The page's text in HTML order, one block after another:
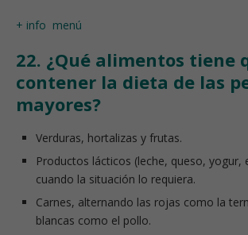
+ info menú
22. ¿Qué alimentos tiene
contener la dieta de las
mayores?
Verduras, hortalizas y frutas.
Productos lácticos (leche, queso, yogur,
cuando la situación lo requiera.
Carnes, alternando las rojas como la
blancas como el pollo.